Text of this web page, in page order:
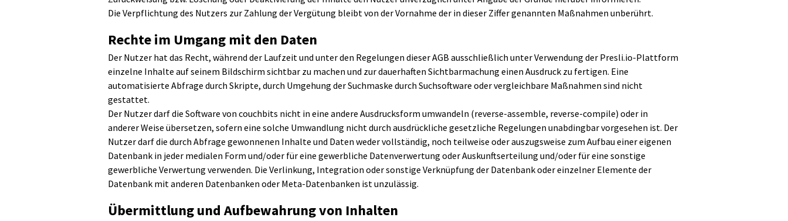
Die Verpflichtung des Nutzers zur Zahlung der Vergütung bleibt von der Vornahme der in dieser Ziffer genannten Maßnahmen unberührt.
Rechte im Umgang mit den Daten
Der Nutzer hat das Recht, während der Laufzeit und unter den Regelungen dieser AGB ausschließlich unter Verwendung der Presli.io-Plattform
einzelne Inhalte auf seinem Bildschirm sichtbar zu machen und zur dauerhaften Sichtbarmachung einen Ausdruck zu fertigen. Eine
automatisierte Abfrage durch Skripte, durch Umgehung der Suchmaske durch Suchsoftware oder vergleichbare Maßnahmen sind nicht
gestattet.
Der Nutzer darf die Software von couchbits nicht in eine andere Ausdrucksform umwandeln (reverse-assemble, reverse-compile) oder in
anderer Weise übersetzen, sofern eine solche Umwandlung nicht durch ausdrückliche gesetzliche Regelungen unabdingbar vorgesehen ist. Der
Nutzer darf die durch Abfrage gewonnenen Inhalte und Daten weder vollständig, noch teilweise oder auszugsweise zum Aufbau einer eigenen
Datenbank in jeder medialen Form und/oder für eine gewerbliche Datenverwertung oder Auskunftserteilung und/oder für eine sonstige
gewerbliche Verwertung verwenden. Die Verlinkung, Integration oder sonstige Verknüpfung der Datenbank oder einzelner Elemente der
Datenbank mit anderen Datenbanken oder Meta-Datenbanken ist unzulässig.
Übermittlung und Aufbewahrung von Inhalten